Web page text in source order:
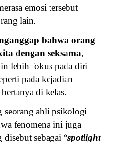
emosi tersebut
lain.
bahwa orang
dengan seksama,
lebih fokus pada diri
pada kejadian
di kelas.
seorang ahli psikologi
fenomena ini juga
disebut sebagai “spotlight